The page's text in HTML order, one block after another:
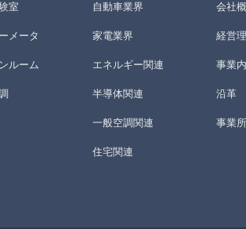
室
メータ
ルーム
自動車業界
家電業界
エネルギー関連
半導体関連
一般空調関連
住宅関連
会社
経営
事業
沿革
事業